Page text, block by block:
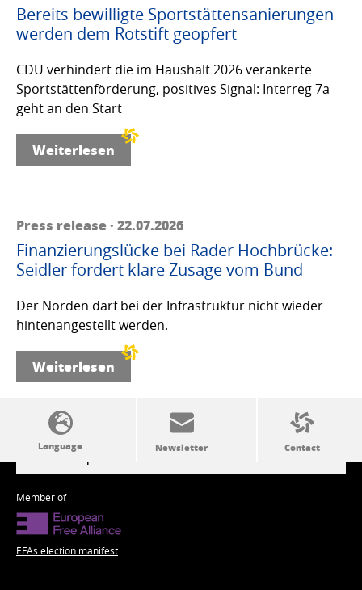
Bereits bewilligte Sportstättensanierungen
werden dem Rotstift geopfert
CDU verhindert die im Haushalt 2026 verankerte
Sportstättenförderung, positives Signal: Interreg 7a
geht an den Start
Weiterlesen
Press release · 22.07.2026
Finanzierungslücke bei Rader Hochbrücke:
Seidler fordert klare Zusage vom Bund
Der Norden darf bei der Infrastruktur nicht wieder
hintenangestellt werden.
Weiterlesen
SSW politics from A to Z
Member of
EFAs election manifest